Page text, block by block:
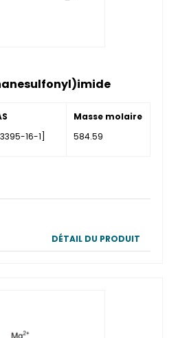
16-1]
Masse molaire
584.59
DÉTAIL DU PRODUIT